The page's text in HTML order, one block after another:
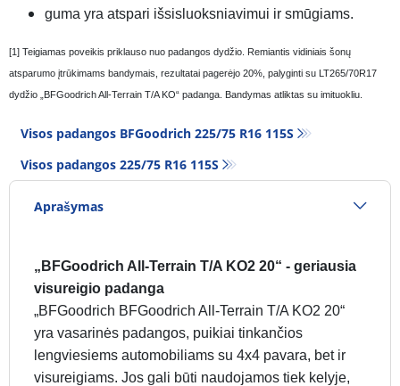
guma yra atspari išsisluoksniavimui ir smūgiams.
[1] Teigiamas poveikis priklauso nuo padangos dydžio. Remiantis vidiniais šonų
atsparumo įtrūkimams bandymais, rezultatai pagerėjo 20%, palyginti su LT265/70R17
dydžio „BFGoodrich All-Terrain T/A KO“ padanga. Bandymas atliktas su imituokliu.
Visos padangos BFGoodrich 225/75 R16 115S
Visos padangos‎ 225/75 R16 115S
Aprašymas
„BFGoodrich All-Terrain T/A KO2 20“ - geriausia
visureigio padanga
„BFGoodrich BFGoodrich All-Terrain T/A KO2 20“
yra vasarinės padangos, puikiai tinkančios
lengviesiems automobiliams su 4x4 pavara, bet ir
visureigiams. Jos gali būti naudojamos tiek kelyje,